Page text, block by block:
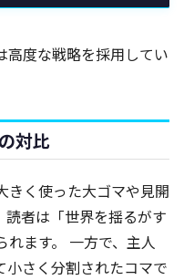
高度な戦略を採用してい
対比
きく使った大ゴマや見開
読者は「世界を揺るがす
ます。 一方で、主人
小さく分割されたコマで